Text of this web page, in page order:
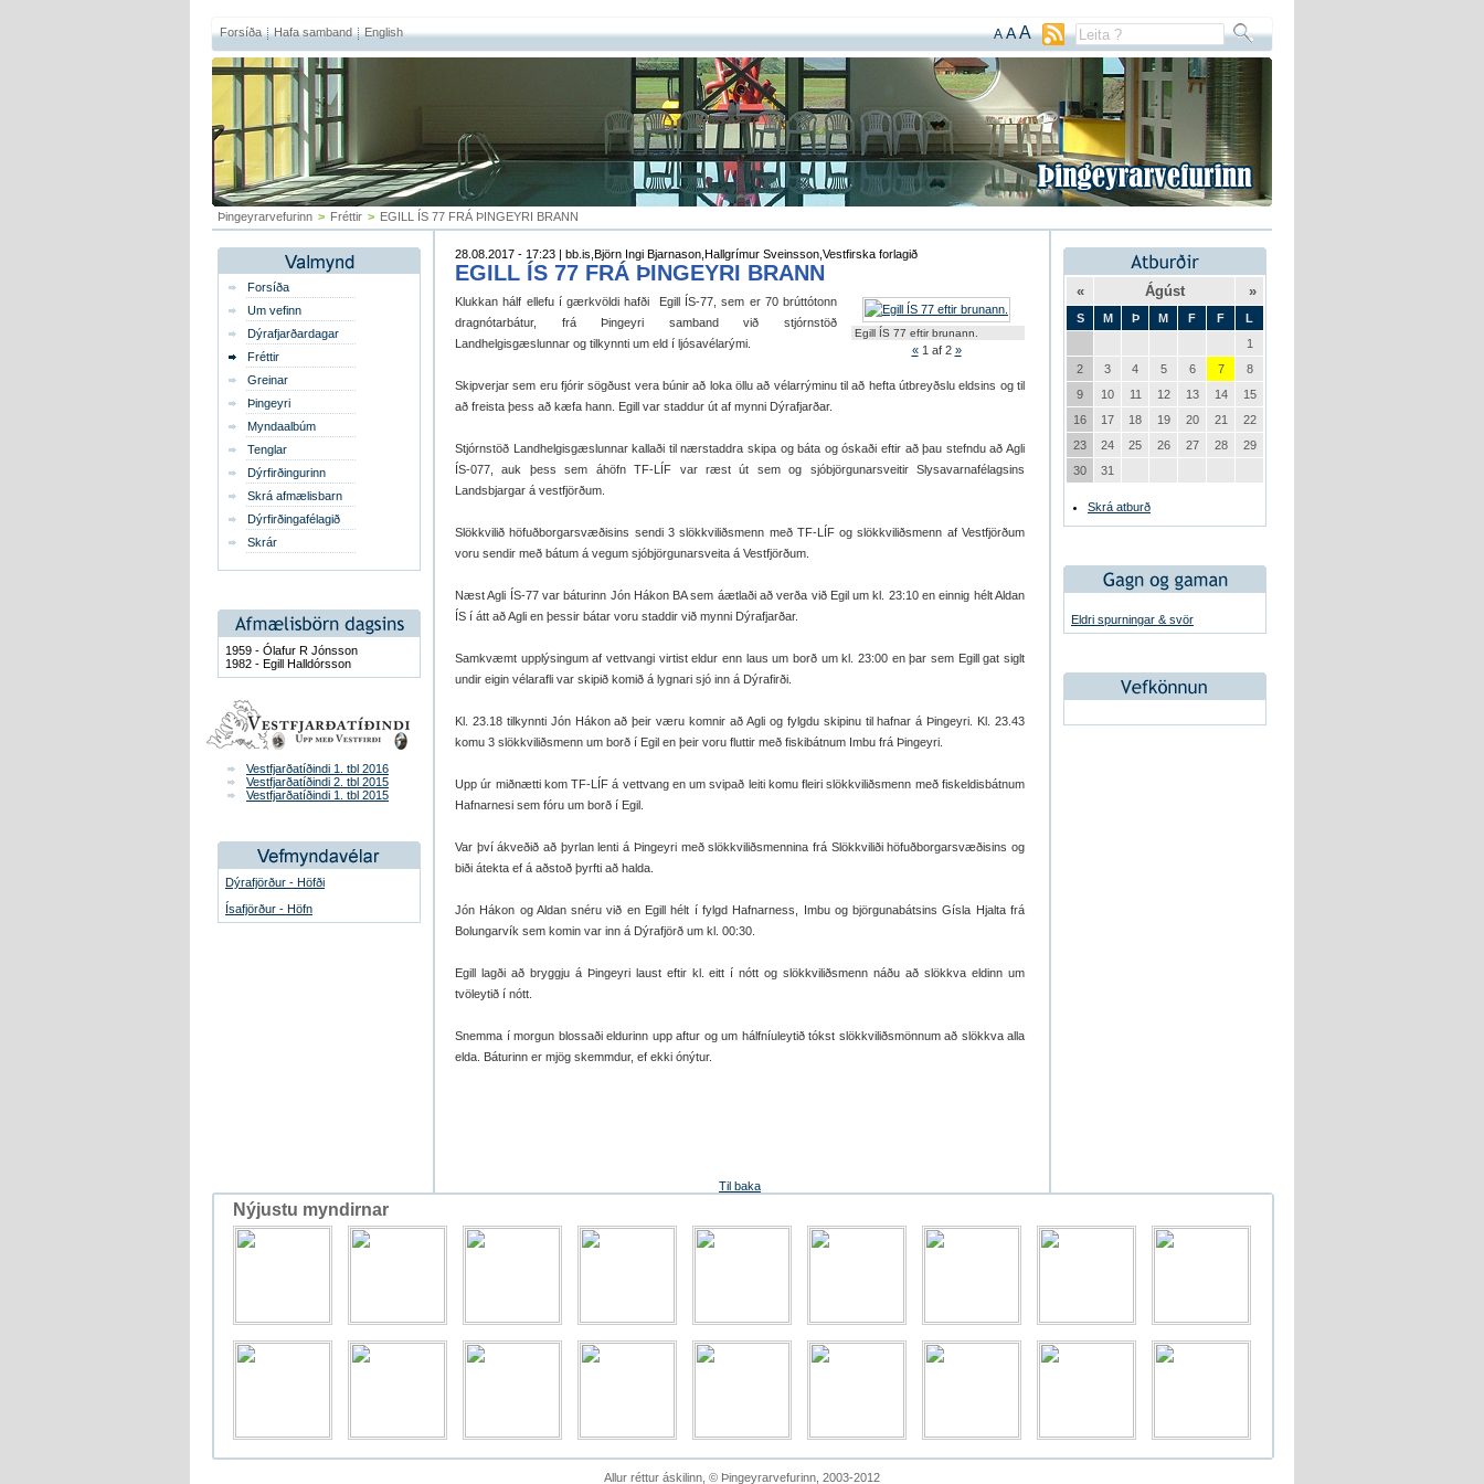
Forsíða Hafa samband English A AA
Þingeyrarvefurinn > Fréttir > EGILL ÍS 77 FRÁ ÞINGEYRI BRANN
Forsíða
Um vefinn
Dýrafjarðardagar
Fréttir
Greinar
Þingeyri
Myndaalbúm
Tenglar
Dýrfirðingurinn
Skrá afmælisbarn
Dýrfirðingafélagið
Skrár
1959 - Ólafur R Jónsson
1982 - Egill Halldórsson
Vestfjarðatíðindi 1. tbl 2016
Vestfjarðatíðindi 2. tbl 2015
Vestfjarðatíðindi 1. tbl 2015
Dýrafjörður - Höfði
Ísafjörður - Höfn
28.08.2017 - 17:23 | bb.is,Björn Ingi Bjarnason,Hallgrímur Sveinsson,Vestfirska forlagið
EGILL ÍS 77 FRÁ ÞINGEYRI BRANN
Egill ÍS 77 eftir brunann.
« 1 af 2 »
Klukkan hálf ellefu í gærkvöldi hafði Egill ÍS-77, sem er 70 brúttótonn
dragnótarbátur, frá Þingeyri samband við stjórnstöð
Landhelgisgæslunnar og tilkynnti um eld í ljósavélarými.
Skipverjar sem eru fjórir sögðust vera búnir að loka öllu að vélarrýminu til að hefta útbreyðslu eldsins og til
að freista þess að kæfa hann. Egill var staddur út af mynni Dýrafjarðar.
Stjórnstöð Landhelgisgæslunnar kallaði til nærstaddra skipa og báta og óskaði eftir að þau stefndu að Agli
ÍS-077, auk þess sem áhöfn TF-LÍF var ræst út sem og sjóbjörgunarsveitir Slysavarnafélagsins
Landsbjargar á vestfjörðum.
Slökkvilið höfuðborgarsvæðisins sendi 3 slökkviliðsmenn með TF-LÍF og slökkviliðsmenn af Vestfjörðum
voru sendir með bátum á vegum sjóbjörgunarsveita á Vestfjörðum.
Næst Agli ÍS-77 var báturinn Jón Hákon BA sem áætlaði að verða við Egil um kl. 23:10 en einnig hélt Aldan
ÍS í átt að Agli en þessir bátar voru staddir við mynni Dýrafjarðar.
Samkvæmt upplýsingum af vettvangi virtist eldur enn laus um borð um kl. 23:00 en þar sem Egill gat siglt
undir eigin vélarafli var skipið komið á lygnari sjó inn á Dýrafirði.
Kl. 23.18 tilkynnti Jón Hákon að þeir væru komnir að Agli og fylgdu skipinu til hafnar á Þingeyri. Kl. 23.43
komu 3 slökkviliðsmenn um borð í Egil en þeir voru fluttir með fiskibátnum Imbu frá Þingeyri.
Upp úr miðnætti kom TF-LÍF á vettvang en um svipað leiti komu fleiri slökkviliðsmenn með fiskeldisbátnum
Hafnarnesi sem fóru um borð í Egil.
Var því ákveðið að þyrlan lenti á Þingeyri með slökkviliðsmennina frá Slökkviliði höfuðborgarsvæðisins og
biði átekta ef á aðstoð þyrfti að halda.
Jón Hákon og Aldan snéru við en Egill hélt í fylgd Hafnarness, Imbu og björgunabátsins Gísla Hjalta frá
Bolungarvík sem komin var inn á Dýrafjörð um kl. 00:30.
Egill lagði að bryggju á Þingeyri laust eftir kl. eitt í nótt og slökkviliðsmenn náðu að slökkva eldinn um
tvöleytið í nótt.
Snemma í morgun blossaði eldurinn upp aftur og um hálfníuleytið tókst slökkviliðsmönnum að slökkva alla
elda. Báturinn er mjög skemmdur, ef ekki ónýtur.
Til baka
« Ágúst »
S M Þ M F F
L
1
2
3 4 5 6 7
8
9
10 11 12 13 14
15
16
17 18 19 20 21
22
23
24 25 26 27 28
29
30
31
Skrá atburð
Eldri spurningar & svör
Nýjustu myndirnar
Allur réttur áskilinn, © Þingeyrarvefurinn, 2003-2012